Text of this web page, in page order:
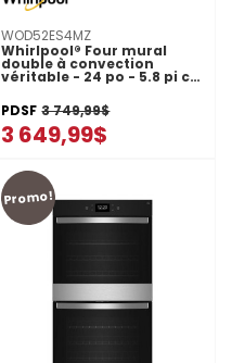
WOD52ES4MZ
Whirlpool® Four mural
double à convection
véritable - 24 po - 5.8 pi cu
PDSF 3 749,99$
3 649,99$
Promo!